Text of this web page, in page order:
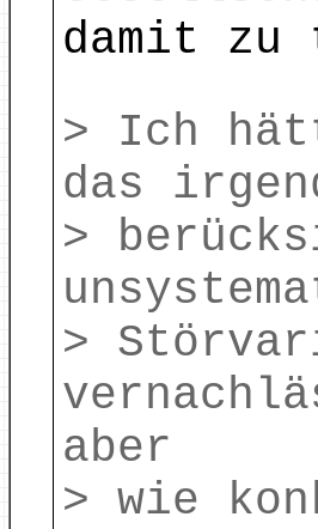
damit zu
> Ich
das
>
>
aber
> wie